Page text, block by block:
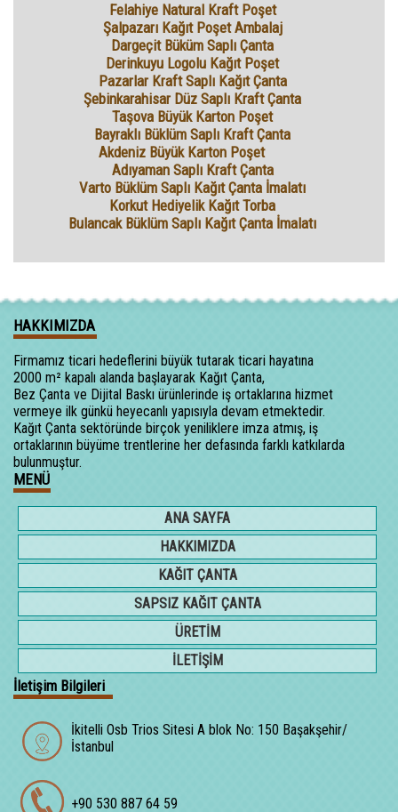
Felahiye Natural Kraft Poşet
Şalpazarı Kağıt Poşet Ambalaj
Dargeçit Büküm Saplı Çanta
Derinkuyu Logolu Kağıt Poşet
Pazarlar Kraft Saplı Kağıt Çanta
Şebinkarahisar Düz Saplı Kraft Çanta
Taşova Büyük Karton Poşet
Bayraklı Büklüm Saplı Kraft Çanta
Akdeniz Büyük Karton Poşet
Adıyaman Saplı Kraft Çanta
Varto Büklüm Saplı Kağıt Çanta İmalatı
Korkut Hediyelik Kağıt Torba
Bulancak Büklüm Saplı Kağıt Çanta İmalatı
HAKKIMIZDA
Firmamız ticari hedeflerini büyük tutarak ticari hayatına
2000 m² kapalı alanda başlayarak Kağıt Çanta,
Bez Çanta ve Dijital Baskı ürünlerinde iş ortaklarına hizmet
vermeye ilk günkü heyecanlı yapısıyla devam etmektedir.
Kağıt Çanta sektöründe birçok yeniliklere imza atmış, iş
ortaklarının büyüme trentlerine her defasında farklı katkılarda
bulunmuştur.
MENÜ
ANA SAYFA
HAKKIMIZDA
KAĞIT ÇANTA
SAPSIZ KAĞIT ÇANTA
ÜRETİM
İLETİŞİM
İletişim Bilgileri
İkitelli Osb Trios Sitesi A blok No: 150 Başakşehir/
İstanbul
+90 530 887 64 59